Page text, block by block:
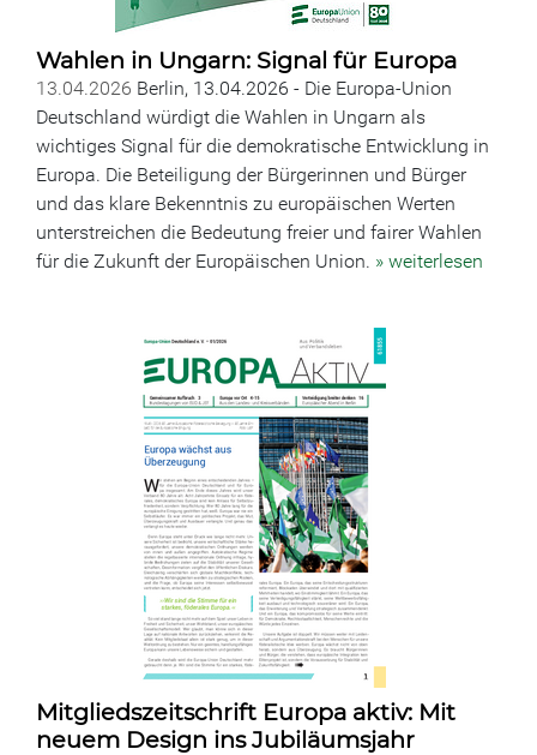
Wahlen in Ungarn: Signal für Europa
13.04.2026 Berlin, 13.04.2026 - Die Europa-Union
Deutschland würdigt die Wahlen in Ungarn als
wichtiges Signal für die demokratische Entwicklung in
Europa. Die Beteiligung der Bürgerinnen und Bürger
und das klare Bekenntnis zu europäischen Werten
unterstreichen die Bedeutung freier und fairer Wahlen
für die Zukunft der Europäischen Union. » weiterlesen
Mitgliedszeitschrift Europa aktiv: Mit
neuem Design ins Jubiläumsjahr